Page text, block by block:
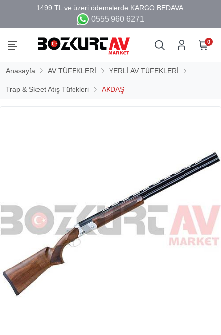
0555 960 6271
0
Anasayfa AV TÜFEKLERİ YERLİ AV TÜFEKLERİ
Trap & Skeet Atış Tüfekleri AKDAŞ